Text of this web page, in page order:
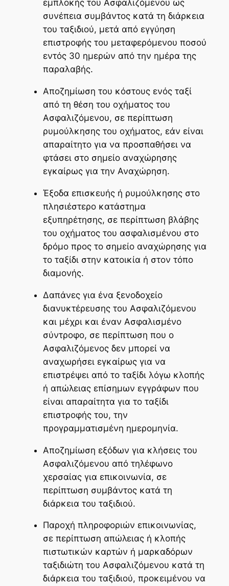
εμπλοκής του Ασφαλιζόμενου ως
συνέπεια συμβάντος κατά τη διάρκεια
του ταξιδιού, μετά από εγγύηση
επιστροφής του μεταφερόμενου ποσού
εντός 30 ημερών από την ημέρα της
παραλαβής.
Αποζημίωση του κόστους ενός ταξί
από τη θέση του οχήματος του
Ασφαλιζόμενου, σε περίπτωση
ρυμούλκησης του οχήματος, εάν είναι
απαραίτητο για να προσπαθήσει να
φτάσει στο σημείο αναχώρησης
εγκαίρως για την Αναχώρηση.
Έξοδα επισκευής ή ρυμούλκησης στο
πλησιέστερο κατάστημα
εξυπηρέτησης, σε περίπτωση βλάβης
του οχήματος του ασφαλισμένου στο
δρόμο προς το σημείο αναχώρησης για
το ταξίδι στην κατοικία ή στον τόπο
διαμονής.
Δαπάνες για ένα ξενοδοχείο
διανυκτέρευσης του Ασφαλιζόμενου
και μέχρι και έναν Ασφαλισμένο
σύντροφο, σε περίπτωση που ο
Ασφαλιζόμενος δεν μπορεί να
αναχωρήσει εγκαίρως για να
επιστρέψει από το ταξίδι λόγω κλοπής
ή απώλειας επίσημων εγγράφων που
είναι απαραίτητα για το ταξίδι
επιστροφής του, την
προγραμματισμένη ημερομηνία.
Αποζημίωση εξόδων για κλήσεις του
Ασφαλιζόμενου από τηλέφωνο
χερσαίας για επικοινωνία, σε
περίπτωση συμβάντος κατά τη
διάρκεια του ταξιδιού.
Παροχή πληροφοριών επικοινωνίας,
σε περίπτωση απώλειας ή κλοπής
πιστωτικών καρτών ή μαρκαδόρων
ταξιδιώτη του Ασφαλιζόμενου κατά τη
διάρκεια του ταξιδιού, προκειμένου να